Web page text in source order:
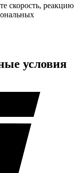
скорость, реакцию
условия